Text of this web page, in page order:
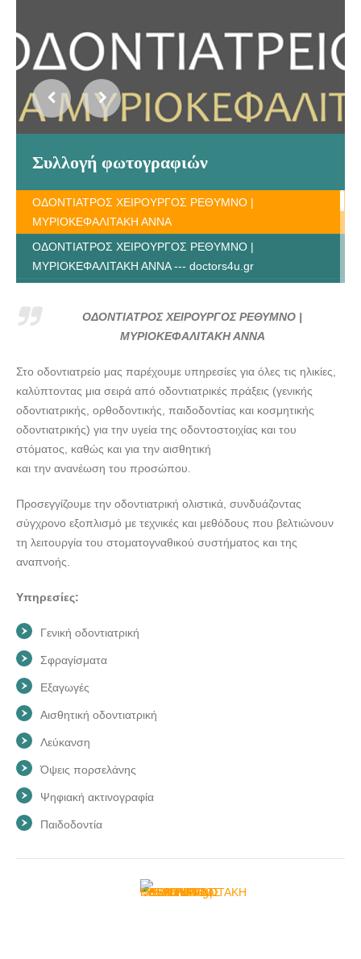
Συλλογή φωτογραφιών
ΟΔΟΝΤΙΑΤΡΟΣ ΧΕΙΡΟΥΡΓΟΣ ΡΕΘΥΜΝΟ |
ΜΥΡΙΟΚΕΦΑΛΙΤΑΚΗ ΑΝΝΑ
ΟΔΟΝΤΙΑΤΡΟΣ ΧΕΙΡΟΥΡΓΟΣ ΡΕΘΥΜΝΟ |
ΜΥΡΙΟΚΕΦΑΛΙΤΑΚΗ ΑΝΝΑ --- doctors4u.gr
ΜΥΡΙΟΚΕΦΑΛΙΤΑΚΗ ΑΝΝΑ --- doctors4u.gr
ΟΔΟΝΤΙΑΤΡΟΣ ΧΕΙΡΟΥΡΓΟΣ ΡΕΘΥΜΝΟ |
ΟΔΟΝΤΙΑΤΡΟΣ ΧΕΙΡΟΥΡΓΟΣ ΡΕΘΥΜΝΟ |
ΜΥΡΙΟΚΕΦΑΛΙΤΑΚΗ ΑΝΝΑ --- doctors4u.gr
ΟΔΟΝΤΙΑΤΡΟΣ ΧΕΙΡΟΥΡΓΟΣ ΡΕΘΥΜΝΟ |
ΜΥΡΙΟΚΕΦΑΛΙΤΑΚΗ ΑΝΝΑ --- doctors4u.gr
ΟΔΟΝΤΙΑΤΡΟΣ ΧΕΙΡΟΥΡΓΟΣ ΡΕΘΥΜΝΟ |
ΟΔΟΝΤΙΑΤΡΟΣ ΧΕΙΡΟΥΡΓΟΣ ΡΕΘΥΜΝΟ |
ΜΥΡΙΟΚΕΦΑΛΙΤΑΚΗ ΑΝΝΑ --- doctors4u.gr
ΟΔΟΝΤΙΑΤΡΟΣ ΧΕΙΡΟΥΡΓΟΣ ΡΕΘΥΜΝΟ |
ΟΔΟΝΤΙΑΤΡΟΣ ΧΕΙΡΟΥΡΓΟΣ ΡΕΘΥΜΝΟ |
ΜΥΡΙΟΚΕΦΑΛΙΤΑΚΗ ΑΝΝΑ
Στο οδοντιατρείο μας παρέχουμε υπηρεσίες για όλες τις ηλικίες,
καλύπτοντας μια σειρά από οδοντιατρικές πράξεις (γενικής
οδοντιατρικής, ορθοδοντικής, παιδοδοντίας και κοσμητικής
οδοντιατρικής) για την υγεία της οδοντοστοιχίας και του
στόματος, καθώς και για την αισθητική
και την ανανέωση του προσώπου.
Προσεγγίζουμε την οδοντιατρική ολιστικά, συνδυάζοντας
σύγχρονο εξοπλισμό με τεχνικές και μεθόδους που βελτιώνουν
τη λειτουργία του στοματογναθικού συστήματος και της
αναπνοής.
Υπηρεσίες:
Γενική οδοντιατρική
Σφραγίσματα
Εξαγωγές
Αισθητική οδοντιατρική
Λεύκανση
Όψεις πορσελάνης
Ψηφιακή ακτινογραφία
Παιδοδοντία